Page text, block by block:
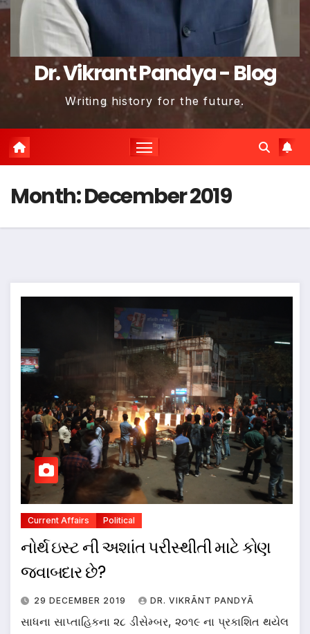
Dr. Vikrant Pandya - Blog
Writing history for the future.
Month:December 2019
Current Affairs Political
નોર્થ ઇસ્ટ ની અશાંત પરીસ્થીતી માટે કોણ
જવાબદાર છે?
29 DECEMBER 2019 DR. VIKRĀNT PANDYĀ
સાધના સાપ્તાહિકના ૨૮ ડીસેમ્બર, ૨૦૧૯ ના પ્રકાશિત થયેલ